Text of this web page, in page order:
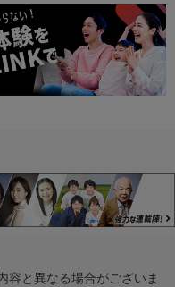
容と異なる場合がございま